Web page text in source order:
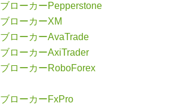
ブローカーPepperstone
ブローカーXM
ブローカーAvaTrade
ブローカーAxiTrader
ブローカーRoboForex
ブローカーFxPro